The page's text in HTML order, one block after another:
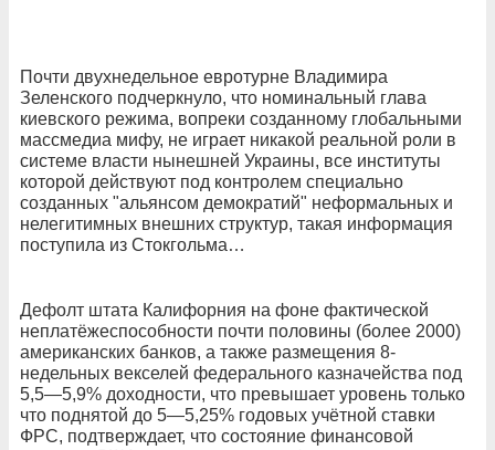
Почти двухнедельное евротурне Владимира
Зеленского подчеркнуло, что номинальный глава
киевского режима, вопреки созданному глобальными
массмедиа мифу, не играет никакой реальной роли в
системе власти нынешней Украины, все институты
которой действуют под контролем специально
созданных "альянсом демократий" неформальных и
нелегитимных внешних структур, такая информация
поступила из Стокгольма…
Дефолт штата Калифорния на фоне фактической
неплатёжеспособности почти половины (более 2000)
американских банков, а также размещения 8-
недельных векселей федерального казначейства под
5,5—5,9% доходности, что превышает уровень только
что поднятой до 5—5,25% годовых учётной ставки
ФРС, подтверждает, что состояние финансовой